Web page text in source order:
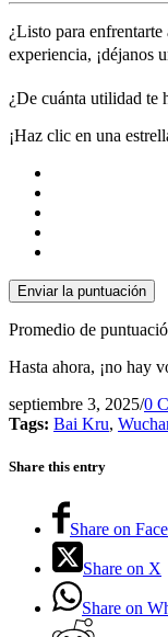
¿Listo para
experiencia, ¡déjanos
¿De cuánta utilidad te
¡Haz clic en una
Enviar la puntuación
Promedio de
Hasta ahora, ¡no hay
septiembre 3, 2025/0
Tags: Bai Kru,
Share this entry
Share on
Share on X
Share on